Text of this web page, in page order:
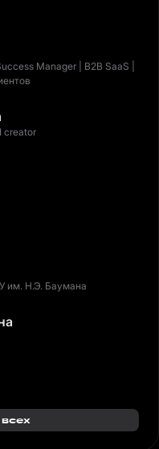
Manager | B2B SaaS |
creator
им. Н.Э. Баумана